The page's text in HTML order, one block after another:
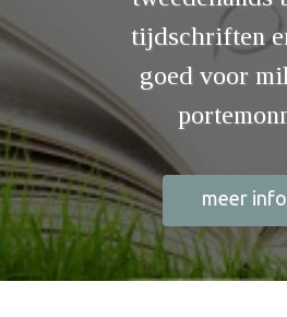
tijdschriften
goed voor
meer info